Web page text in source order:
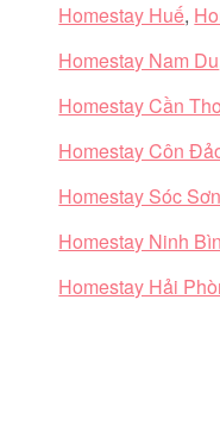
Homestay Huế,
Homestay Nam Du
Homestay Cần
Homestay Côn
Homestay Sóc Sơn
Homestay Ninh
Homestay Hải